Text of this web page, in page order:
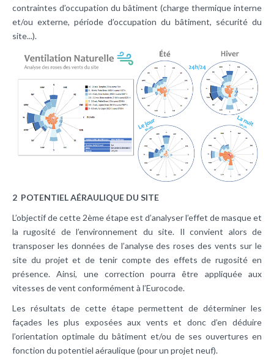
contraintes d’occupation du bâtiment (charge thermique interne
et/ou externe, période d’occupation du bâtiment, sécurité du
site...).
2 POTENTIEL AÉRAULIQUE DU SITE
L’objectif de cette 2ème étape est d’analyser l’effet de masque et
la rugosité de l’environnement du site. Il convient alors de
transposer les données de l’analyse des roses des vents sur le
site du projet et de tenir compte des effets de rugosité en
présence. Ainsi, une correction pourra être appliquée aux
vitesses de vent conformément à l’Eurocode.
Les résultats de cette étape permettent de déterminer les
façades les plus exposées aux vents et donc d’en déduire
l’orientation optimale du bâtiment et/ou de ses ouvertures en
fonction du potentiel aéraulique (pour un projet neuf).